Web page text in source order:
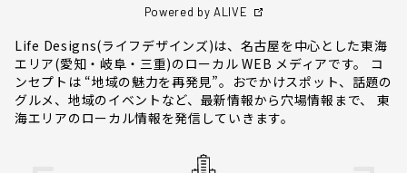
Powered by ALIVE
Life Designs(ライフデザインズ)は、名古屋を中心とした東海
エリア(愛知・岐阜・三重)のローカル WEB メディアです。 コ
ンセプトは “地域の魅力を再発見”。おでかけスポット、話題の
グルメ、地域のイベントなど、最新情報から穴場情報まで、 東
海エリアのローカル情報を発信していきます。